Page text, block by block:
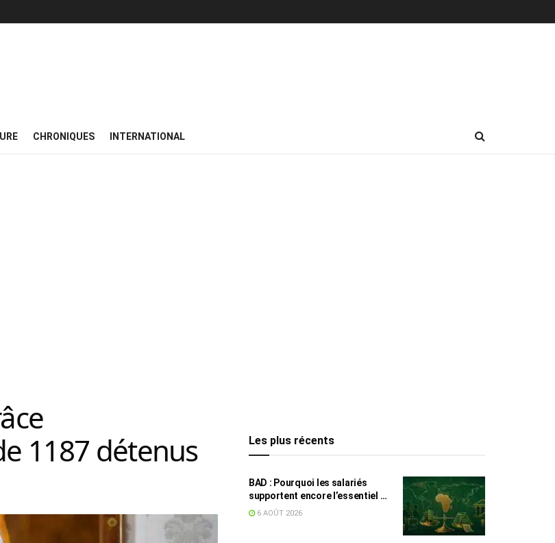
CHRONIQUES INTERNATIONAL
1187 détenus
Les plus récents
BAD : Pourquoi les salariés
supportent encore l’essentiel de
l’effort fiscal en Tunisie
6 AOÛT 2026